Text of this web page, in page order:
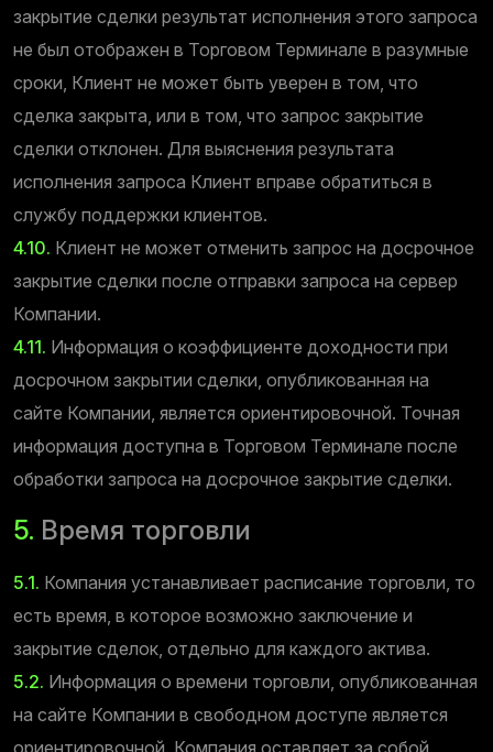
закрытие сделки результат исполнения этого запроса
не был отображен в Торговом Терминале в разумные
сроки, Клиент не может быть уверен в том, что
сделка закрыта, или в том, что запрос закрытие
сделки отклонен. Для выяснения результата
исполнения запроса Клиент вправе обратиться в
службу поддержки клиентов.
4.10. Клиент не может отменить запрос на досрочное
закрытие сделки после отправки запроса на сервер
Компании.
4.11. Информация о коэффициенте доходности при
досрочном закрытии сделки, опубликованная на
сайте Компании, является ориентировочной. Точная
информация доступна в Торговом Терминале после
обработки запроса на досрочное закрытие сделки.
5. Время торговли
5.1. Компания устанавливает расписание торговли, то
есть время, в которое возможно заключение и
закрытие сделок, отдельно для каждого актива.
5.2. Информация о времени торговли, опубликованная
на сайте Компании в свободном доступе является
ориентировочной. Компания оставляет за собой